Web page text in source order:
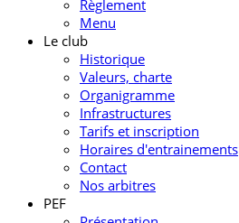
Règlement
Menu
Le club
Historique
Valeurs, charte
Organigramme
Infrastructures
Tarifs et inscription
Horaires d'entrainements
Contact
Nos arbitres
PEF